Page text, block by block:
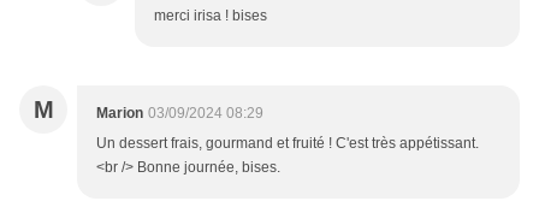
merci irisa ! bises
M Marion 03/09/2024 08:29
Un dessert frais, gourmand et fruité ! C'est très appétissant.
<br /> Bonne journée, bises.